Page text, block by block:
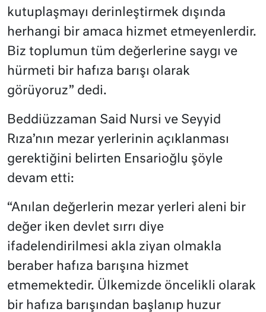
kutuplaşmayı derinleştirmek dışında
herhangi bir amaca hizmet etmeyenlerdir.
Biz toplumun tüm değerlerine saygı ve
hürmeti bir hafıza barışı olarak
görüyoruz” dedi.
Beddiüzzaman Said Nursi ve Seyyid
Rıza’nın mezar yerlerinin açıklanması
gerektiğini belirten Ensarioğlu şöyle
devam etti:
“Anılan değerlerin mezar yerleri aleni bir
değer iken devlet sırrı diye
ifadelendirilmesi akla ziyan olmakla
beraber hafıza barışına hizmet
etmemektedir. Ülkemizde öncelikli olarak
bir hafıza barışından başlanıp huzur